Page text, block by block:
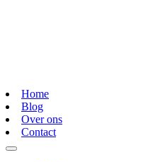
Home
Blog
Over ons
Contact